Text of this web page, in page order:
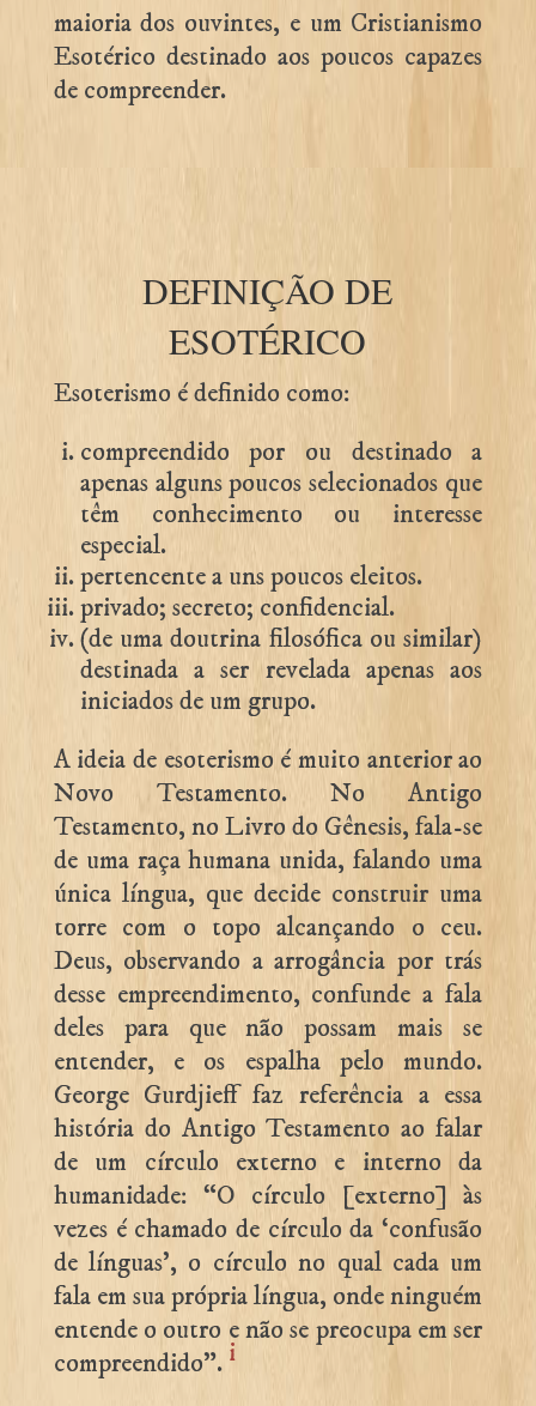
maioria dos ouvintes, e um Cristianismo
Esotérico destinado aos poucos capazes
de compreender.
DEFINIÇÃO DE
ESOTÉRICO
Esoterismo é definido como:
compreendido por ou destinado a
apenas alguns poucos selecionados que
têm conhecimento ou interesse
especial.
pertencente a uns poucos eleitos.
privado; secreto; confidencial.
(de uma doutrina filosófica ou similar)
destinada a ser revelada apenas aos
iniciados de um grupo.
A ideia de esoterismo é muito anterior ao
Novo Testamento. No Antigo
Testamento, no Livro do Gênesis, fala-se
de uma raça humana unida, falando uma
única língua, que decide construir uma
torre com o topo alcançando o ceu.
Deus, observando a arrogância por trás
desse empreendimento, confunde a fala
deles para que não possam mais se
entender, e os espalha pelo mundo.
George Gurdjieff faz referência a essa
história do Antigo Testamento ao falar
de um círculo externo e interno da
humanidade: “O círculo [externo] às
vezes é chamado de círculo da ‘confusão
de línguas’, o círculo no qual cada um
fala em sua própria língua, onde ninguém
entende o outro e não se preocupa em ser
compreendido”. i